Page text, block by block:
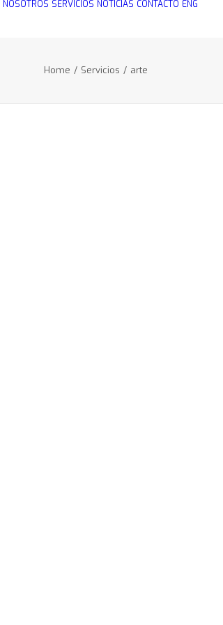
NOSOTROS SERVICIOS NOTICIAS CONTACTO ENG
Home Servicios arte